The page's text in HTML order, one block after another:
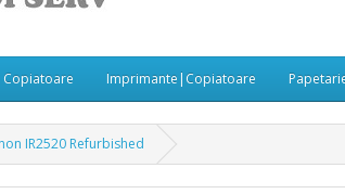
Copiatoare Imprimante|Copiatoare
IR2520 Refurbished